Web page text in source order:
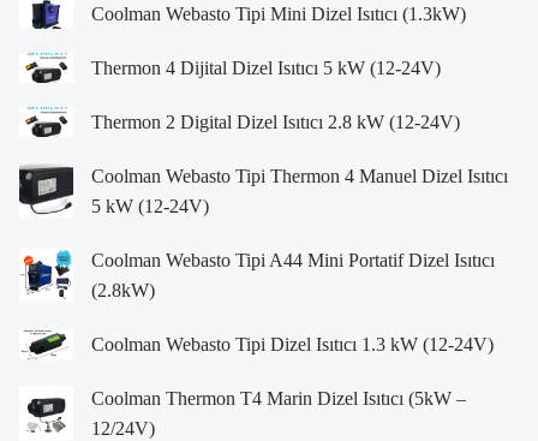
Coolman Webasto Tipi Mini Dizel Isıtıcı (1.3kW)
Thermon 4 Dijital Dizel Isıtıcı 5 kW (12-24V)
Thermon 2 Digital Dizel Isıtıcı 2.8 kW (12-24V)
Coolman Webasto Tipi Thermon 4 Manuel Dizel Isıtıcı
5 kW (12-24V)
Coolman Webasto Tipi A44 Mini Portatif Dizel Isıtıcı
(2.8kW)
Coolman Webasto Tipi Dizel Isıtıcı 1.3 kW (12-24V)
Coolman Thermon T4 Marin Dizel Isıtıcı (5kW –
12/24V)